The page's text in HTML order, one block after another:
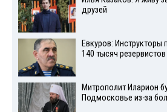
друзей
Евкуров: Инструкторы
140 тысяч
Митрополит Иларион
Подмосковье из-за